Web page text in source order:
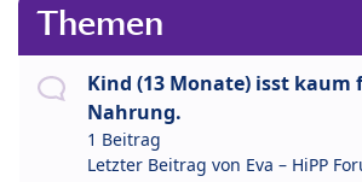
Themen
Kind (13 Monate) isst kaum
Nahrung.
1 Beitrag
Letzter Beitrag von Eva – HiPP